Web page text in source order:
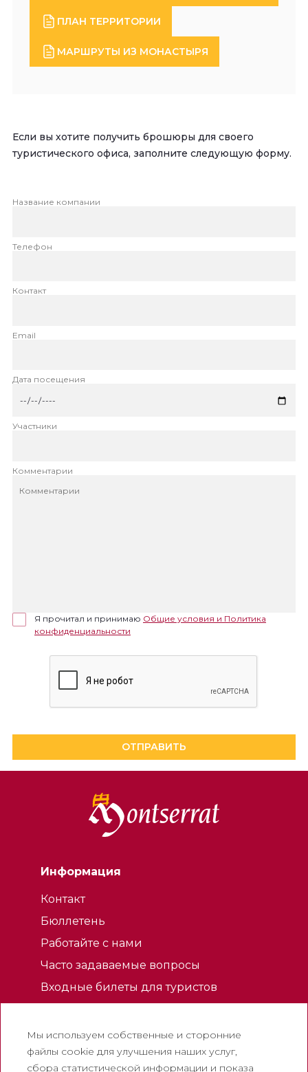
ПЛАН ТЕРРИТОРИИ
МАРШРУТЫ ИЗ МОНАСТЫРЯ
Если вы хотите получить брошюры для своего
туристического офиса, заполните следующую форму.
Название компании
Телефон
Контакт
Email
Дата посещения
Участники
Комментарии
Я прочитал и принимаю Общие условия и Политика
конфиденциальности
ОТПРАВИТЬ
Информация
Контакт
Бюллетень
Работайте с нами
Часто задаваемые вопросы
Входные билеты для туристов
Политика конфиденциальности
Политика использования файлов
Мы используем собственные и сторонние
файлы cookie для улучшения наших услуг,
сбора статистической информации и показа